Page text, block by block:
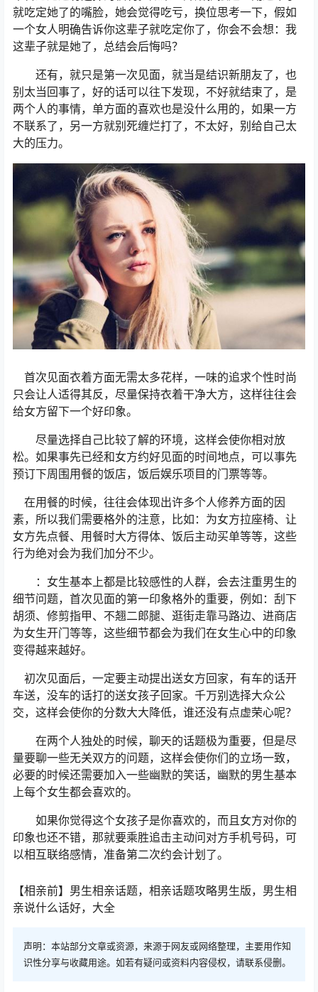
就吃定她了的嘴脸，她会觉得吃亏，换位思考一下，假如
一个女人明确告诉你这辈子就吃定你了，你会不会想：我
这辈子就是她了，总结会后悔吗？
还有，就只是第一次见面，就当是结识新朋友了，也
别太当回事了，好的话可以往下发现，不好就结束了，是
两个人的事情，单方面的喜欢也是没什么用的，如果一方
不联系了，另一方就别死缠烂打了，不太好，别给自己太
大的压力。
首次见面衣着方面无需太多花样，一味的追求个性时尚
只会让人适得其反，尽量保持衣着干净大方，这样往往会
给女方留下一个好印象。
尽量选择自己比较了解的环境，这样会使你相对放
松。如果事先已经和女方约好见面的时间地点，可以事先
预订下周围用餐的饭店，饭后娱乐项目的门票等等。
在用餐的时候，往往会体现出许多个人修养方面的因
素，所以我们需要格外的注意，比如：为女方拉座椅、让
女方先点餐、用餐时大方得体、饭后主动买单等等，这些
行为绝对会为我们加分不少。
：女生基本上都是比较感性的人群，会去注重男生的
细节问题，首次见面的第一印象格外的重要，例如：刮下
胡须、修剪指甲、不翘二郎腿、逛街走靠马路边、进商店
为女生开门等等，这些细节都会为我们在女生心中的印象
变得越来越好。
初次见面后，一定要主动提出送女方回家，有车的话开
车送，没车的话打的送女孩子回家。千万别选择大众公
交，这样会使你的分数大大降低，谁还没有点虚荣心呢？
在两个人独处的时候，聊天的话题极为重要，但是尽
量要聊一些无关双方的问题，这样会使你们的立场一致，
必要的时候还需要加入一些幽默的笑话，幽默的男生基本
上每个女生都会喜欢的。
如果你觉得这个女孩子是你喜欢的，而且女方对你的
印象也还不错，那就要乘胜追击主动问对方手机号码，可
以相互联络感情，准备第二次约会计划了。
【相亲前】男生相亲话题，相亲话题攻略男生版，男生相
亲说什么话好，大全
声明：本站部分文章或资源，来源于网友或网络整理，主要用作知
识性分享与收藏用途。如若有疑问或资料内容侵权，请联系侵删。